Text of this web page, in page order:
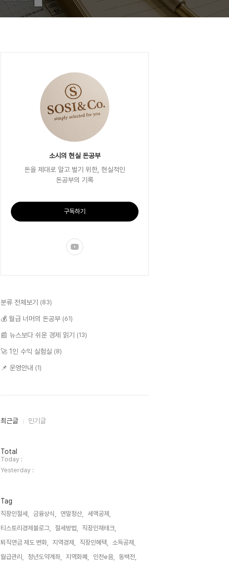
소시의 현실 돈공부
돈을 제대로 알고 벌기 위한, 현실적인
돈공부의 기록
구독하기
분류 전체보기 (83)
💰 월급 너머의 돈공부 (61)
📰 뉴스보다 쉬운 경제 읽기 (13)
🚀 1인 수익 실험실 (8)
📌 운영안내 (1)
최
인
기
글
최근글 인기글
방
문
자
수
Total
Today :
Yesterday :
Tag
직장인절세, 금융상식, 연말정산,
세액공제,
티스토리경제블로그,
절세방법,
직장인재테크,
퇴직연금 제도 변화,
지역경제, 직장인혜택,
소득공제,
월급관리,
청년도약계좌, 지역화폐, 인천e음,
동백전,